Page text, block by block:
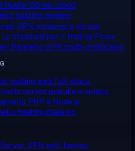
RouterOS nel cloud
hosting leggero
VPN moderno e veloce
Lo standard per il trading Forex
Pannello VPN multi-protocollo
hosting web full-stack
server gratuito e veloce
PHP e Node.js
hosting classico
Server VPN self-hosted